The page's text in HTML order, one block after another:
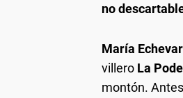
no
María
villero La
montón.